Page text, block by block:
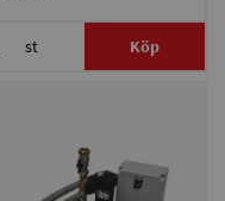
st Köp